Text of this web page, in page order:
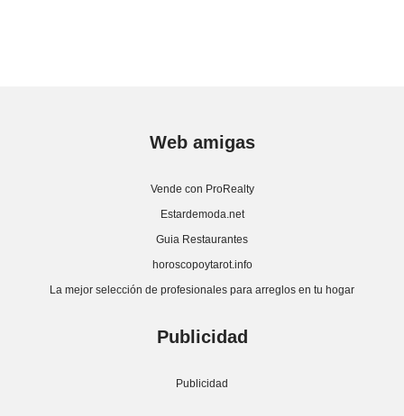
Web amigas
Vende con ProRealty
Estardemoda.net
Guia Restaurantes
horoscopoytarot.info
La mejor selección de profesionales para arreglos en tu hogar
Publicidad
Publicidad